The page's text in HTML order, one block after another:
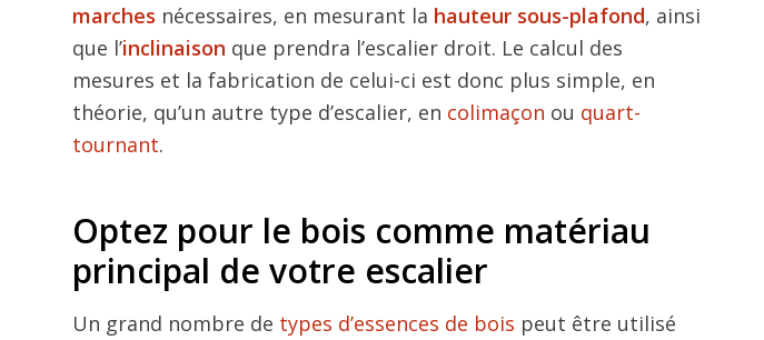
marches nécessaires, en mesurant la hauteur sous-plafond, ainsi
que l’inclinaison que prendra l’escalier droit. Le calcul des
mesures et la fabrication de celui-ci est donc plus simple, en
théorie, qu’un autre type d’escalier, en colimaçon ou quart-
tournant.
Optez pour le bois comme matériau
principal de votre escalier
Un grand nombre de types d’essences de bois peut être utilisé